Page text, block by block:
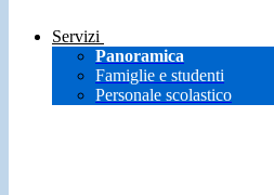
Servizi
Panoramica
Famiglie e studenti
Personale scolastico